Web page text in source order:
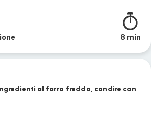
8 min
al farro freddo, condire con